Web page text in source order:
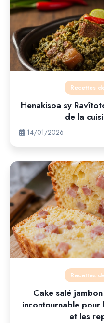
Recettes
Henakisoa sy
de la
14/01/2026
Recettes
Cake salé
incontournable pour
et les